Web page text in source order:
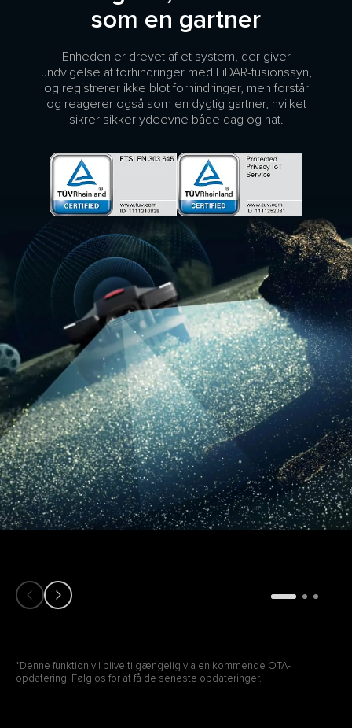
som en gartner
Enheden er drevet af et system, der giver
undvigelse af forhindringer med LiDAR-fusionssyn,
og registrerer ikke blot forhindringer, men forstår
og reagerer også som en dygtig gartner, hvilket
sikrer sikker ydeevne både dag og nat.
*Denne funktion vil blive tilgængelig via en kommende OTA-
opdatering. Følg os for at få de seneste opdateringer.